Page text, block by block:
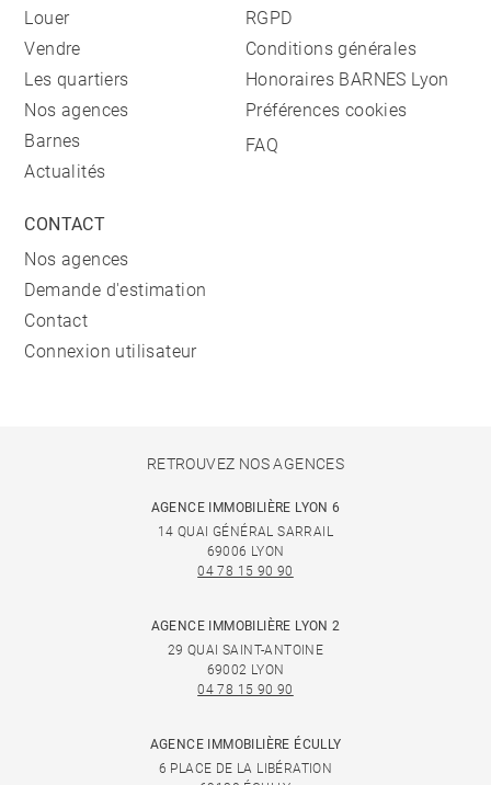
Louer
Vendre
Les quartiers
Nos agences
Barnes
Actualités
RGPD
Conditions générales
Honoraires BARNES Lyon
Préférences cookies
FAQ
CONTACT
Nos agences
Demande d'estimation
Contact
Connexion utilisateur
RETROUVEZ NOS AGENCES
AGENCE IMMOBILIÈRE LYON 6
14 QUAI GÉNÉRAL SARRAIL
69006 LYON
04 78 15 90 90
AGENCE IMMOBILIÈRE LYON 2
29 QUAI SAINT-ANTOINE
69002 LYON
04 78 15 90 90
AGENCE IMMOBILIÈRE ÉCULLY
6 PLACE DE LA LIBÉRATION